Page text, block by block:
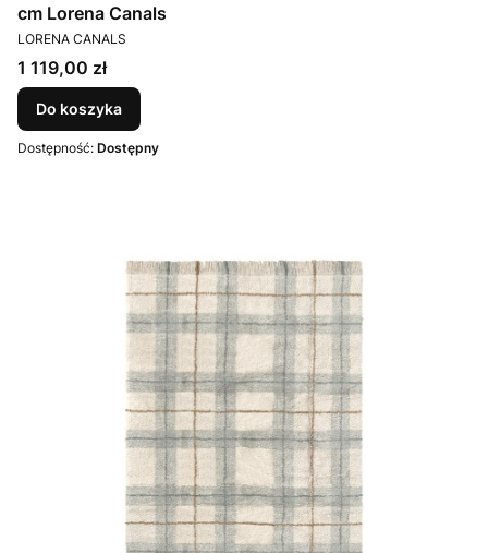
cm Lorena Canals
PRODUCENT
LORENA CANALS
Cena
1 119,00 zł
Do koszyka
Dostępność: Dostępny